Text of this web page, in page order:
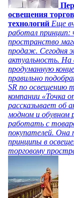
освещения
технологий Еще
работал принцип:
пространство
продаж. Сегодня
актуальность. На
продуманную
правильно
SR по освещению
компании «Точка
рассказывает об
модном и обувном
работать с
покупателей.
принципы в
торговому